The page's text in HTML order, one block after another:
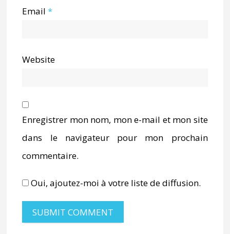
Email*
Website
Enregistrer mon nom, mon e-mail et mon site
dans le navigateur pour mon prochain
commentaire.
Oui, ajoutez-moi à votre liste de diffusion.